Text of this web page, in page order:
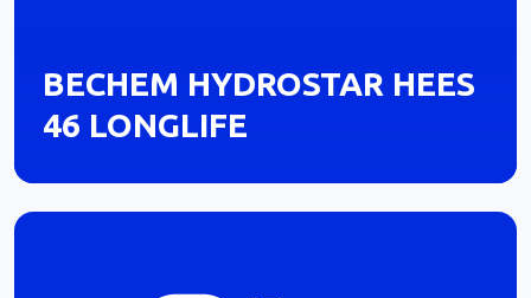
BECHEM HYDROSTAR HEES
46 LONGLIFE